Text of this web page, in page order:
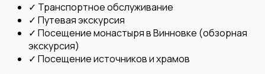
✓ Транспортное обслуживание
✓ Путевая экскурсия
✓ Посещение монастыря в Винновке (обзорная
экскурсия)
✓ Посещение источников и храмов